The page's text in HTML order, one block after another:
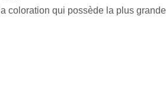
coloration qui possède la plus